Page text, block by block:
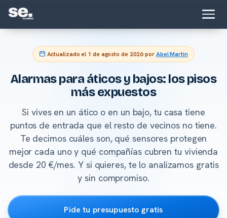
Actualizado el 1 de agosto de 2026porAbel Martin
Alarmas para áticos y bajos: los pisos
más expuestos
Si vives en un ático o en un bajo, tu casa tiene
puntos de entrada que el resto de vecinos no tiene.
Te decimos cuáles son, qué sensores protegen
mejor cada uno y qué compañías cubren tu vivienda
desde 20 €/mes. Y si quieres, te lo analizamos gratis
y sin compromiso.
Pide tu presupuesto gratis